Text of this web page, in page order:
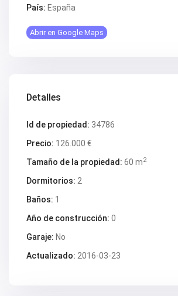
V2610
V2617
V2618
V2630
V2633
V2637
V2641
V2643
V2647
V2648
V2650
V2657
V2664
País: España
Abrir en Google Maps
Detalles
Id de propiedad: 34786
Precio: 126.000 €
Tamaño de la propiedad: 60 m2
Dormitorios: 2
Baños: 1
Año de construcción: 0
Garaje: No
Actualizado: 2016-03-23